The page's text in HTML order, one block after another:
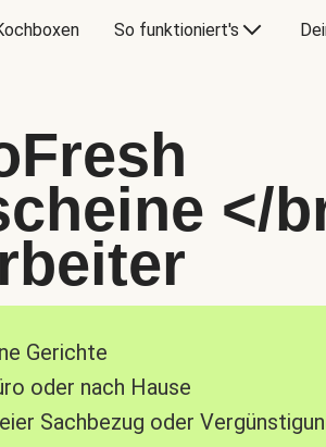
So funktioniert's
</
Gerichte
oder nach Hause
Sachbezug oder